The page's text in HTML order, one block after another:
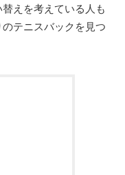
えを考えている人も
テニスバックを見つ